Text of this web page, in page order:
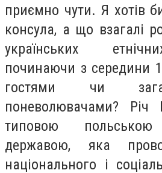
приємно чути. Я хотів
консула, а що взагалі
українських
починаючи з середини
гостями чи
поневолювачами? Річ
типовою польською
державою, яка
національного і